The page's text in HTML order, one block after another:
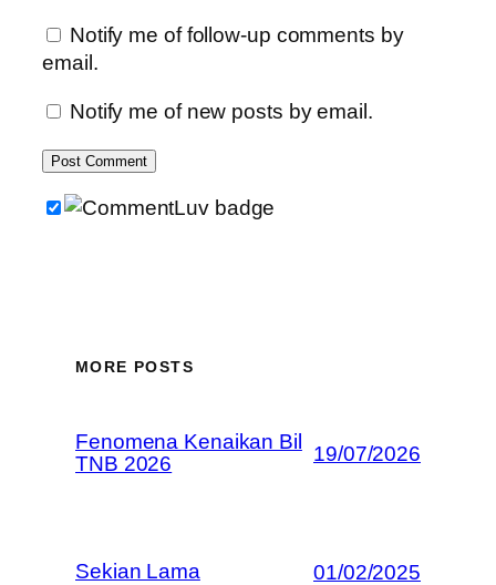
Notify me of follow-up comments by
email.
Notify me of new posts by email.
MORE POSTS
Fenomena Kenaikan Bil
TNB 2026
19/07/2026
Sekian Lama 01/02/2025